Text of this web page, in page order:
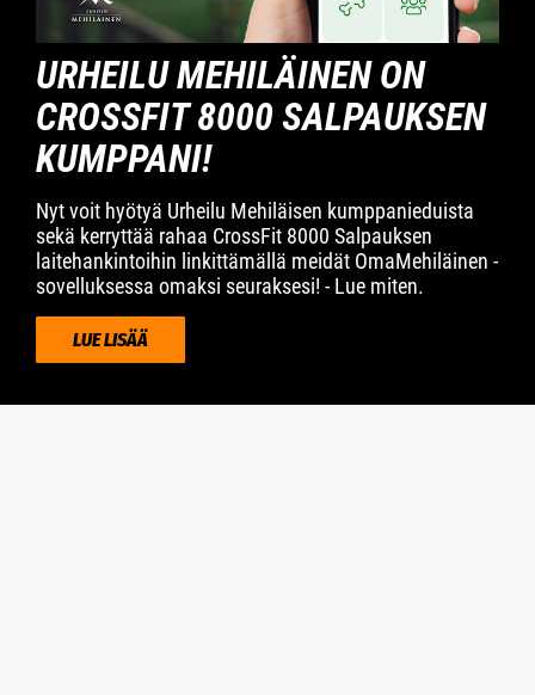
URHEILU MEHILÄINEN ON
CROSSFIT 8000 SALPAUKSEN
KUMPPANI!
Nyt voit hyötyä Urheilu Mehiläisen kumppanieduista
sekä kerryttää rahaa CrossFit 8000 Salpauksen
laitehankintoihin linkittämällä meidät OmaMehiläinen -
sovelluksessa omaksi seuraksesi! - Lue miten.
LUE LISÄÄ